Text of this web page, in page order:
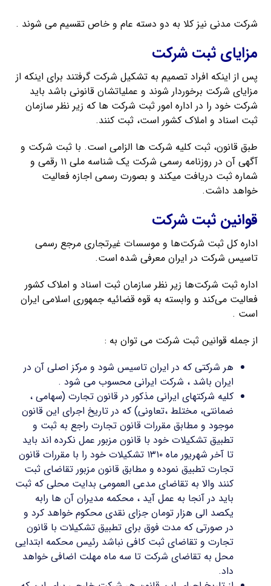
شرکت مدنی نیز کلا به دو دسته عام و خاص تقسیم می شوند .
مزایای ثبت شرکت
پس از اینکه افراد تصمیم به تشکیل شرکت گرفتند برای اینکه از
مزایای شرکت برخوردار شوند و عملیاتشان قانونی باشد باید
شرکت خود را در اداره امور ثبت شرکت‌ ها که زیر نظر سازمان
ثبت اسناد و املاک کشور است، ثبت کنند.
طبق قانون، ثبت کلیه شرکت‌ ها الزامی است. با ثبت شرکت و
آگهی آن در روزنامه رسمی شرکت یک شناسه ملی ۱۱ رقمی و
شماره ثبت دریافت میکند و بصورت رسمی اجازه فعالیت
خواهد داشت.
قوانین ثبت شرکت
اداره کل ثبت شرکت‌ها و موسسات غیرتجاری مرجع رسمی
تاسیس شرکت در ایران معرفی شده است.
اداره ثبت شرکت‌ها زیر نظر سازمان ثبت اسناد و املاک کشور
فعالیت می‌کند و وابسته به قوه قضائیه جمهوری اسلامی ایران
است .
از جمله قوانین ثبت شرکت می توان به :
هر شرکتی که در ایران تاسیس شود و مرکز اصلی آن در
ایران باشد ، شرکت ایرانی محسوب می شود .
کلیه شرکتهای ایرانی مذکور در قانون تجارت (سهامی ،
ضمانتی، مختلط ،تعاونی) که در تاریخ اجرای این قانون
موجود و مطابق مقررات قانون تجارت راجع به ثبت و
تطبیق تشکیلات خود با قانون مزبور عمل نکرده اند باید
تا آخر شهریور ماه ۱۳۱۰ تشکیلات خود را با مقررات قانون
تجارت تطبیق نموده و مطابق قانون مزبور تقاضای ثبت
کنند والا به تقاضای مدعی العمومی بدایت محلی که ثبت
باید در آنجا به عمل آید ، محکمه مدیران آن ها رابه
یکصد الی هزار تومان جزای نقدی محکوم خواهد کرد و
در صورتی که مدت فوق برای تطبیق تشکیلات با قانون
تجارت و تقاضای ثبت کافی نباشد رئیس محکمه ابتدایی
محل به تقاضای شرکت تا سه ماه مهلت اضافی خواهد
داد.